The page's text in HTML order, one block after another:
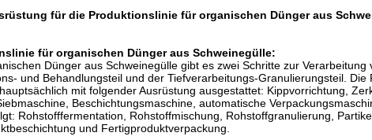
für die Produktionslinie für organischen Dünger aus
für organischen Dünger aus Schweinegülle:
Dünger aus Schweinegülle gibt es zwei Schritte zur
und Behandlungsteil und der Tiefverarbeitungs-Granulierungsteil. Die
mit folgender Ausrüstung ausgestattet: Kippvorrichtung,
Beschichtungsmaschine, automatische
Rohstofffermentation, Rohstoffmischung, Rohstoffgranulierung,
und Fertigproduktverpackung.